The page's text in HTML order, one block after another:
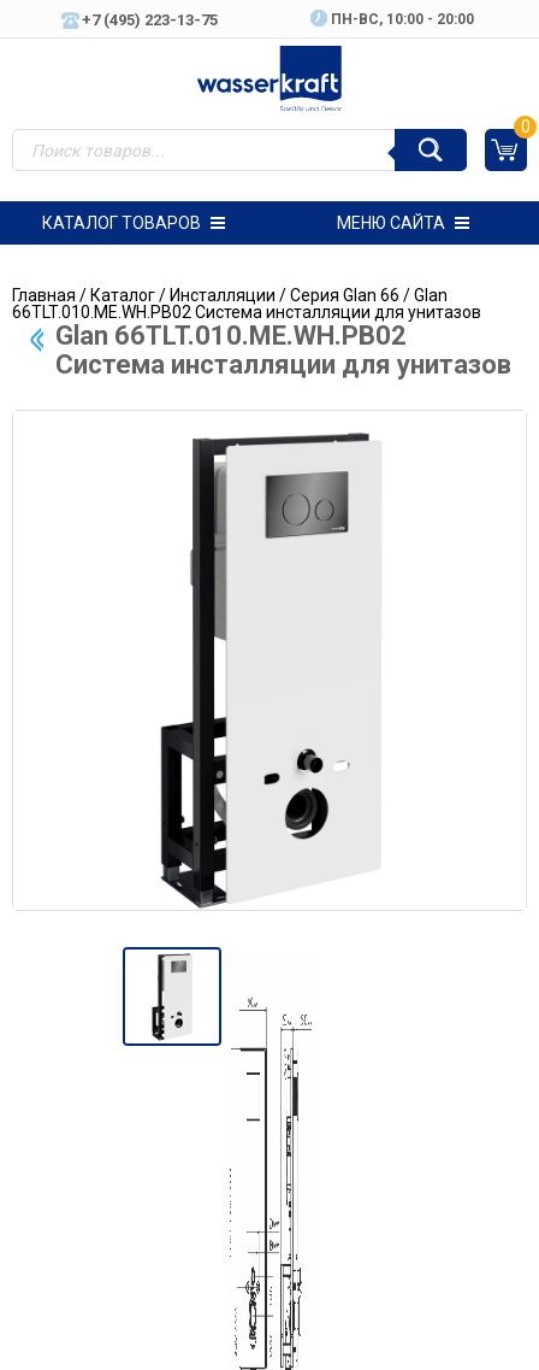
+7 (495) 223-13-75 ПН-ВC, 10:00 - 20:00
0
КАТАЛОГ ТОВАРОВ МЕНЮ САЙТА
Главная /Каталог/Инсталляции /Серия Glan 66 / Glan
66TLT.010.ME.WH.PB02 Система инсталляции для унитазов
Glan 66TLT.010.ME.WH.PB02
Система инсталляции для унитазов